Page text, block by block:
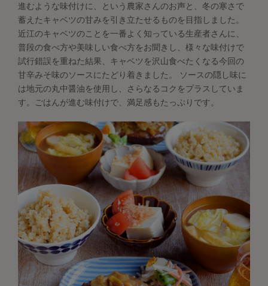
進むような味付けに、という農家さんのお声と、冬の寒さで
蓄えたキャベツの甘みを引き立たせるものを目指しました。
近江のキャベツのことを一番よく知っている生産者さんに、
普段の食べ方や美味しい食べ方をお聞きし、様々な味付けで
試行錯誤を重ねた結果、キャベツを沢山食べたくなる今回の
甘辛みそ味のソースにたどり着きました。 ソースの隠し味に
は地元の丸中醤油を使用し、さらなるコクをプラスしていま
す。ごはんが進む味付けで、満足感もたっぷりです。